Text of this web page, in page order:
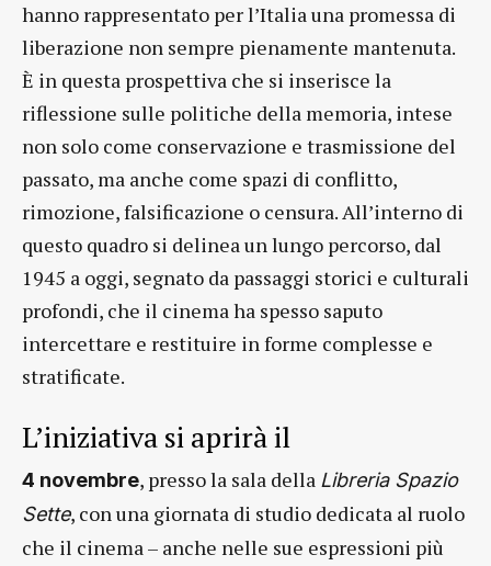
hanno rappresentato per l’Italia una promessa di
liberazione non sempre pienamente mantenuta.
È in questa prospettiva che si inserisce la
riflessione sulle politiche della memoria, intese
non solo come conservazione e trasmissione del
passato, ma anche come spazi di conflitto,
rimozione, falsificazione o censura. All’interno di
questo quadro si delinea un lungo percorso, dal
1945 a oggi, segnato da passaggi storici e culturali
profondi, che il cinema ha spesso saputo
intercettare e restituire in forme complesse e
stratificate.
L’iniziativa si aprirà il
4 novembre, presso la sala della Libreria Spazio
Sette, con una giornata di studio dedicata al ruolo
che il cinema – anche nelle sue espressioni più